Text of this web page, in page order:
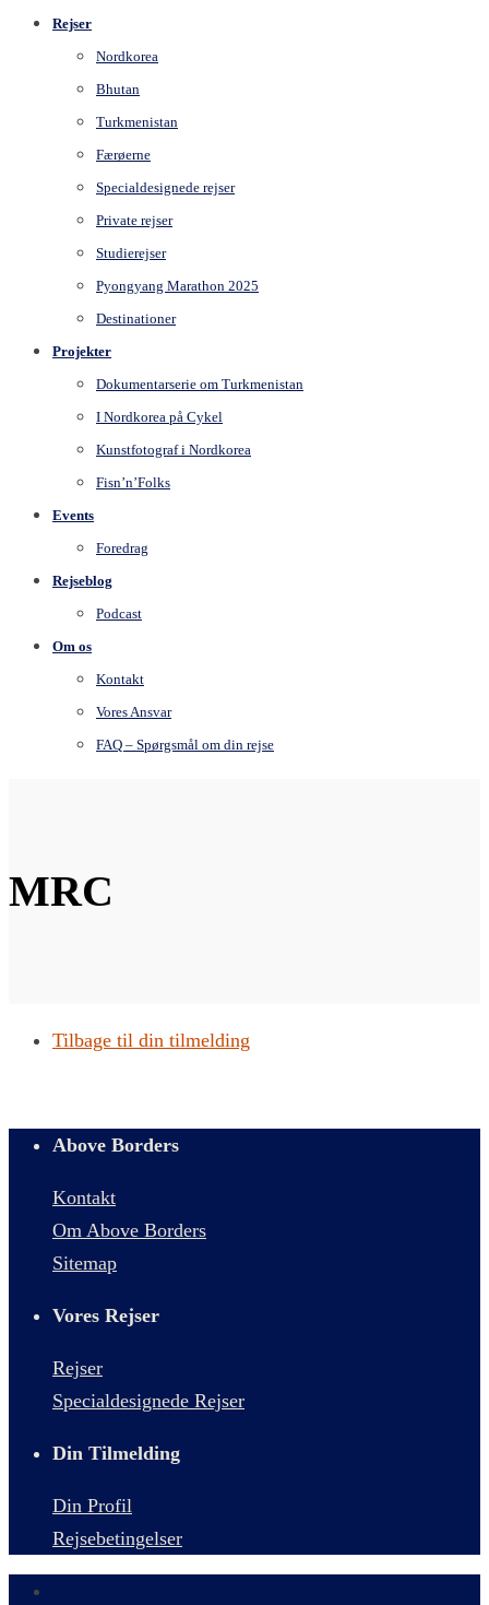
Rejser
Nordkorea
Bhutan
Turkmenistan
Færøerne
Specialdesignede rejser
Private rejser
Studierejser
Pyongyang Marathon 2025
Destinationer
Projekter
Dokumentarserie om Turkmenistan
I Nordkorea på Cykel
Kunstfotograf i Nordkorea
Fisn’n’Folks
Events
Foredrag
Rejseblog
Podcast
Om os
Kontakt
Vores Ansvar
FAQ – Spørgsmål om din rejse
MRC
Tilbage til din tilmelding
Above Borders
Kontakt
Om Above Borders
Sitemap
Vores Rejser
Rejser
Specialdesignede Rejser
Din Tilmelding
Din Profil
Rejsebetingelser